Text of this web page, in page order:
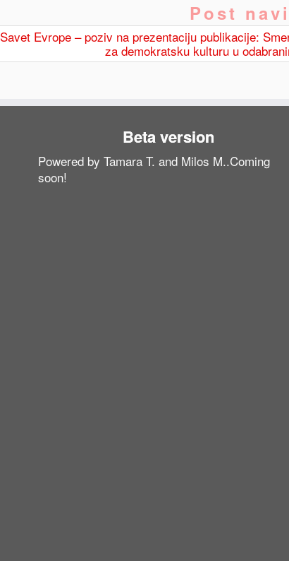
Post
Savet Evrope – poziv na prezentaciju publikacije:
za demokratsku kulturu u
Beta version
Powered by Tamara T. and Milos M..Coming
soon!